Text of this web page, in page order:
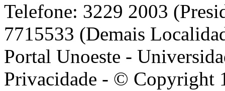
Telefone: 3229 2003
7715533 (Demais
Portal Unoeste -
Privacidade - © Copyright